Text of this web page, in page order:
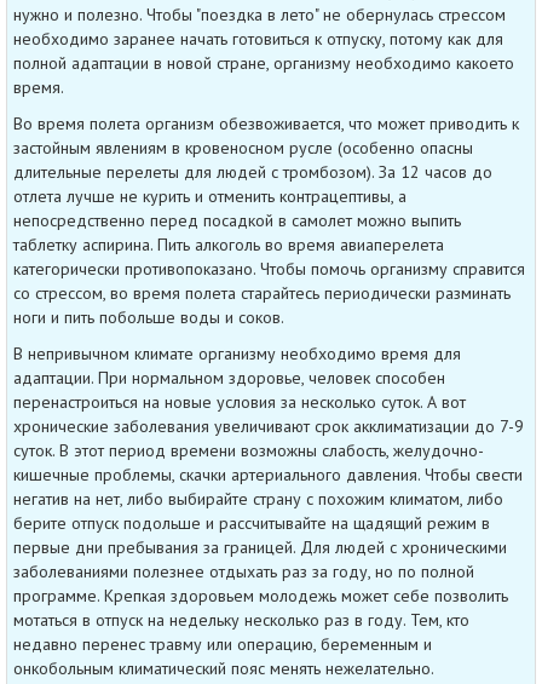
нужно и полезно. Чтобы "поездка в лето" не обернулась стрессом
необходимо заранее начать готовиться к отпуску, потому как для
полной адаптации в новой стране, организму необходимо какоето
время.
Во время полета организм обезвоживается, что может приводить к
застойным явлениям в кровеносном русле (особенно опасны
длительные перелеты для людей с тромбозом). За 12 часов до
отлета лучше не курить и отменить контрацептивы, а
непосредственно перед посадкой в самолет можно выпить
таблетку аспирина. Пить алкоголь во время авиаперелета
категорически противопоказано. Чтобы помочь организму справится
со стрессом, во время полета старайтесь периодически разминать
ноги и пить побольше воды и соков.
В непривычном климате организму необходимо время для
адаптации. При нормальном здоровье, человек способен
перенастроиться на новые условия за несколько суток. А вот
хронические заболевания увеличивают срок акклиматизации до 7-9
суток. В этот период времени возможны слабость, желудочно-
кишечные проблемы, скачки артериального давления. Чтобы свести
негатив на нет, либо выбирайте страну с похожим климатом, либо
берите отпуск подольше и рассчитывайте на щадящий режим в
первые дни пребывания за границей. Для людей с хроническими
заболеваниями полезнее отдыхать раз за году, но по полной
программе. Крепкая здоровьем молодежь может себе позволить
мотаться в отпуск на недельку несколько раз в году. Тем, кто
недавно перенес травму или операцию, беременным и
онкобольным климатический пояс менять нежелательно.